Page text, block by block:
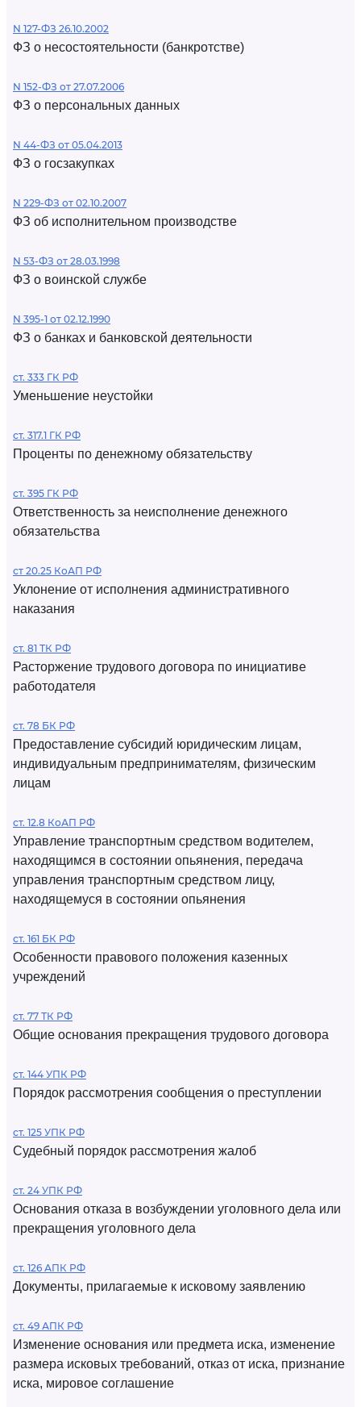
N 127-ФЗ 26.10.2002
ФЗ о несостоятельности (банкротстве)
N 152-ФЗ от 27.07.2006
ФЗ о персональных данных
N 44-ФЗ от 05.04.2013
ФЗ о госзакупках
N 229-ФЗ от 02.10.2007
ФЗ об исполнительном производстве
N 53-ФЗ от 28.03.1998
ФЗ о воинской службе
N 395-1 от 02.12.1990
ФЗ о банках и банковской деятельности
ст. 333 ГК РФ
Уменьшение неустойки
ст. 317.1 ГК РФ
Проценты по денежному обязательству
ст. 395 ГК РФ
Ответственность за неисполнение денежного
обязательства
ст 20.25 КоАП РФ
Уклонение от исполнения административного
наказания
ст. 81 ТК РФ
Расторжение трудового договора по инициативе
работодателя
ст. 78 БК РФ
Предоставление субсидий юридическим лицам,
индивидуальным предпринимателям, физическим
лицам
ст. 12.8 КоАП РФ
Управление транспортным средством водителем,
находящимся в состоянии опьянения, передача
управления транспортным средством лицу,
находящемуся в состоянии опьянения
ст. 161 БК РФ
Особенности правового положения казенных
учреждений
ст. 77 ТК РФ
Общие основания прекращения трудового договора
ст. 144 УПК РФ
Порядок рассмотрения сообщения о преступлении
ст. 125 УПК РФ
Судебный порядок рассмотрения жалоб
ст. 24 УПК РФ
Основания отказа в возбуждении уголовного дела или
прекращения уголовного дела
ст. 126 АПК РФ
Документы, прилагаемые к исковому заявлению
ст. 49 АПК РФ
Изменение основания или предмета иска, изменение
размера исковых требований, отказ от иска, признание
иска, мировое соглашение